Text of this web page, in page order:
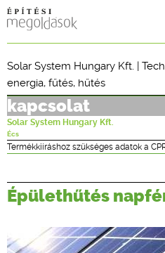
SZAKLAPOK
CPR
ÉPÍTÉSI
ONLINE
TERVEZÉSI
Solar System Hungary Kft. |
energia, fűtés, hűtés
kapcsolat
Solar System Hungary Kft.
Écs
Termékkiíráshoz szükséges adatok a
Épülethűtés